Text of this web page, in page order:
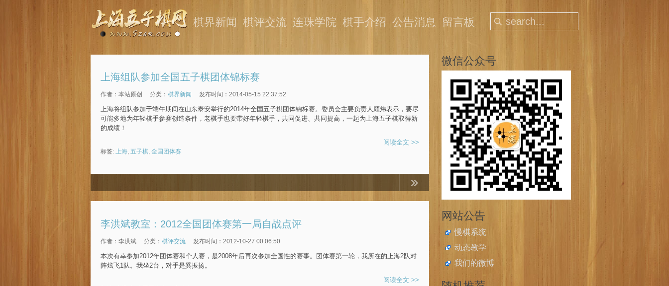
棋界新闻 棋评交流 连珠学院 棋手介绍 公告消息 留言板
上海组队参加全国五子棋团体锦标赛
作者：本站原创 分类： 棋界新闻 发布时间：2014-05-15 22:37:52
上海将组队参加于端午期间在山东泰安举行的2014年全国五子棋团体锦标赛。委员会主要负责人顾炜表示，要尽
可能多地为年轻棋手参赛创造条件，老棋手也要带好年轻棋手，共同促进、共同提高，一起为上海五子棋取得新
的成绩！
阅读全文 >>
标签: 上海, 五子棋, 全国团体赛
李洪斌教室：2012全国团体赛第一局自战点评
作者：李洪斌 分类： 棋评交流 发布时间：2012-10-27 00:06:50
本次有幸参加2012年团体赛和个人赛，是2008年后再次参加全国性的赛事。团体赛第一轮，我所在的上海2队对
阵炫飞1队。我坐2台，对手是奚振扬。
阅读全文 >>
微信公众号
网站公告
慢棋系统
动态教学
我们的微博